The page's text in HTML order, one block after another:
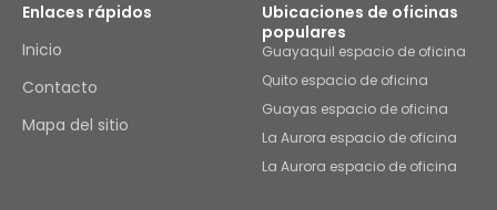
Enlaces rápidos
Inicio
Contacto
Mapa del sitio
Ubicaciones de oficinas
populares
Guayaquil espacio de oficina
Quito espacio de oficina
Guayas espacio de oficina
La Aurora espacio de oficina
La Aurora espacio de oficina